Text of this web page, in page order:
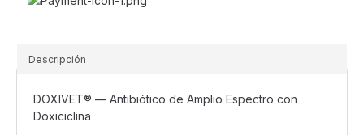
cantidad
Descripción
DOXIVET® — Antibiótico de Amplio Espectro con
Doxiciclina